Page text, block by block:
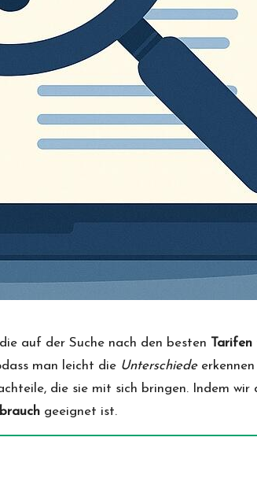
auf der Suche nach den besten Tarifen
man leicht die Unterschiedeerkennen
die sie mit sich bringen. Indem wir
geeignet ist.